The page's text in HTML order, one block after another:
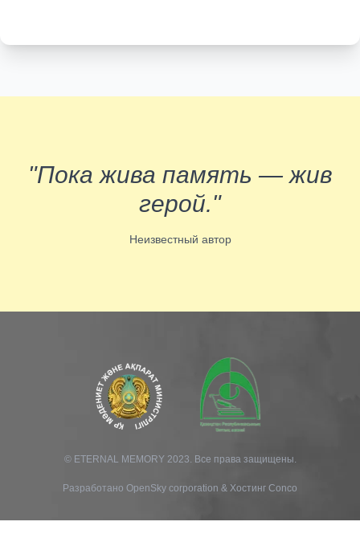
"Пока жива память — жив
герой."
Неизвестный автор
© ETERNAL MEMORY 2023. Все права защищены.
Разработано OpenSky corporation & Хостинг Conco